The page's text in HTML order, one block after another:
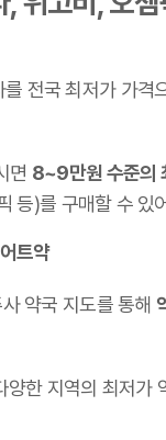
전국 최저가 가격
면 8~9만원 수준의
등)를 구매할 수 있
트약
약국 지도를 통해
양한 지역의 최저가